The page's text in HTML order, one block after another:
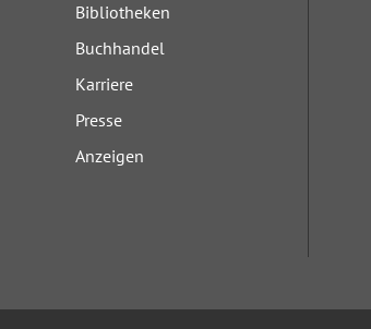
Bibliotheken
Buchhandel
Karriere
Presse
Anzeigen